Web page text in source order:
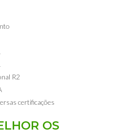
R2
certificações
OS